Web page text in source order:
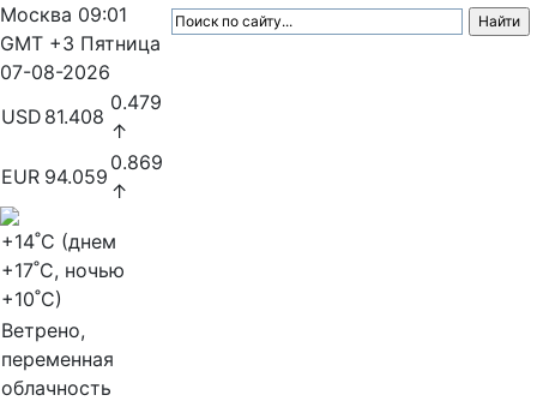
Москва 09:01
GMT +3 Пятница
07-08-2026
USD 81.408
0.479
↑
EUR 94.059
0.869
↑
+14˚C (днем
+17˚C, ночью
+10˚C)
Ветрено,
переменная
облачность